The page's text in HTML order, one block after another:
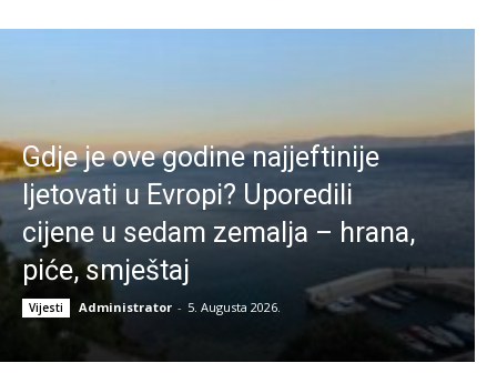
Gdje je ove godine najjeftinije
ljetovati u Evropi? Uporedili
cijene u sedam zemalja – hrana,
piće, smještaj
Vijesti Administrator - 5. Augusta 2026.